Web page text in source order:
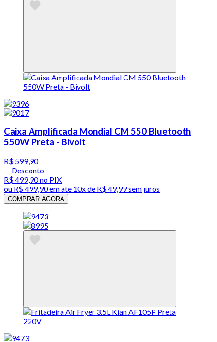
Caixa Amplificada Mondial CM 550 Bluetooth
550W Preta - Bivolt
R$ 599,90
Desconto
R$ 499,90no PIX
ou R$ 499,90em até 10x de R$ 49,99 sem juros
COMPRAR AGORA